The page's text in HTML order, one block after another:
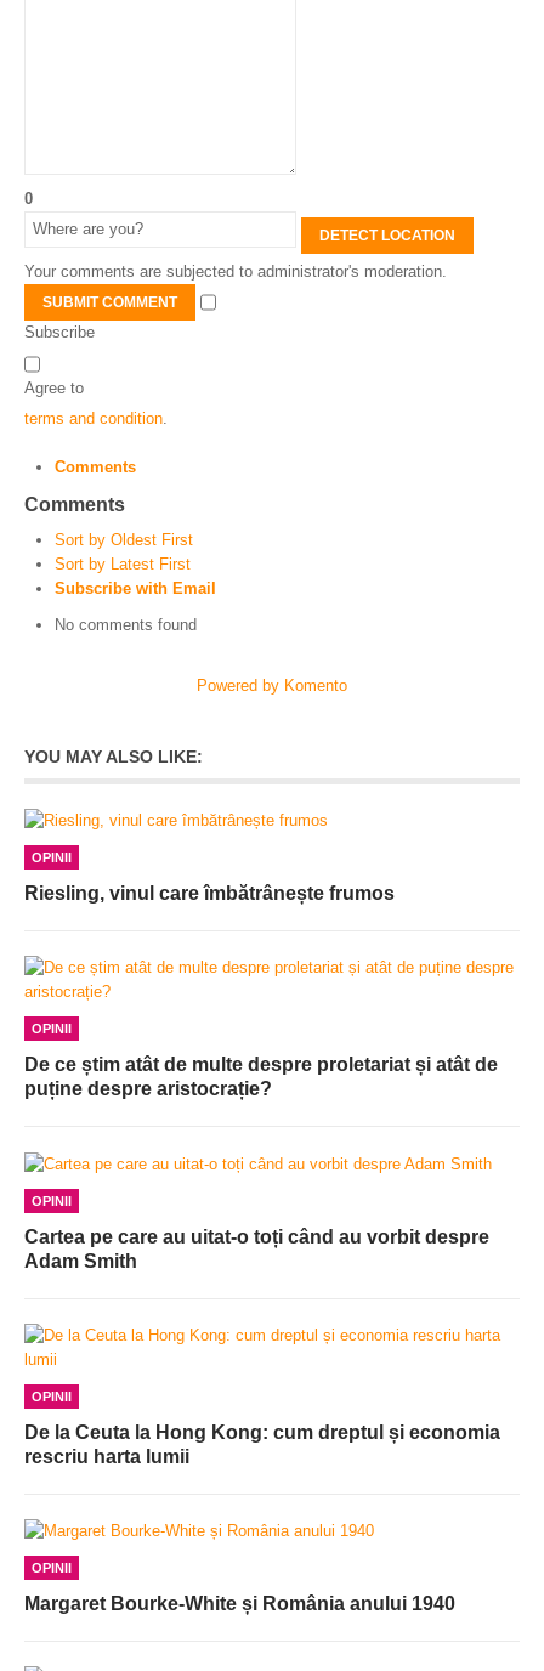
0
DETECT LOCATION
Your comments are subjected to administrator's moderation.
SUBMIT COMMENT
Subscribe
Agree to
terms and condition
Comments
Comments
Sort by Oldest First
Sort by Latest First
Subscribe with Email
No comments found
Powered by Komento
YOU MAY ALSO LIKE:
OPINII
Riesling, vinul care îmbătrânește frumos
OPINII
De ce știm atât de multe despre proletariat și atât de
puține despre aristocrație?
OPINII
Cartea pe care au uitat-o toți când au vorbit despre
Adam Smith
OPINII
De la Ceuta la Hong Kong: cum dreptul și economia
rescriu harta lumii
OPINII
Margaret Bourke-White și România anului 1940